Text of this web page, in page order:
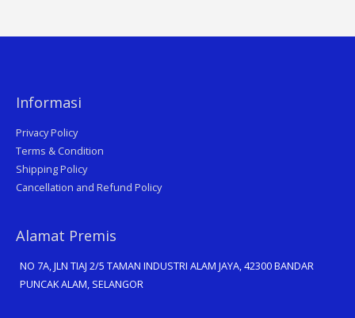
Informasi
Privacy Policy
Terms & Condition
Shipping Policy
Cancellation and Refund Policy
Alamat Premis
NO 7A, JLN TIAJ 2/5 TAMAN INDUSTRI ALAM JAYA, 42300 BANDAR
PUNCAK ALAM, SELANGOR